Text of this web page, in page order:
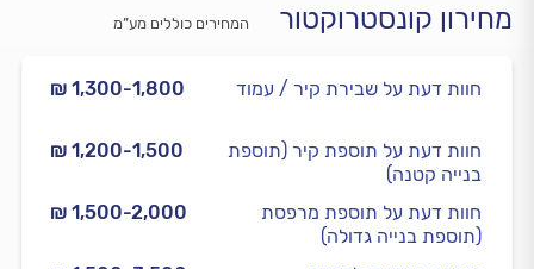
מחירון קונסטרוקטור המחירים כוללים מע”מ
₪ 1,300-1,800 חוות דעת על שבירת קיר / עמוד
₪ 1,200-1,500
חוות דעת על תוספת קיר (תוספת
בנייה קטנה)
₪ 1,500-2,000
חוות דעת על תוספת מרפסת
(תוספת בנייה גדולה)